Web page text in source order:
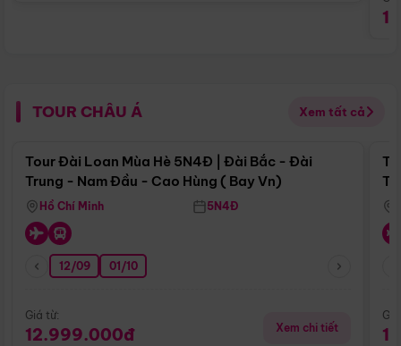
TOUR CHÂU Á Xem tất cả
Điểm nổi bật
Tour Đài Loan Mùa Hè 5N4Đ | Đài Bắc - Đài
Trung - Nam Đầu - Cao Hùng ( Bay Vn)
Hồ Chí Minh 5N4Đ
12/09 01/10
Giá từ:
12.999.000đ Xem chi tiết